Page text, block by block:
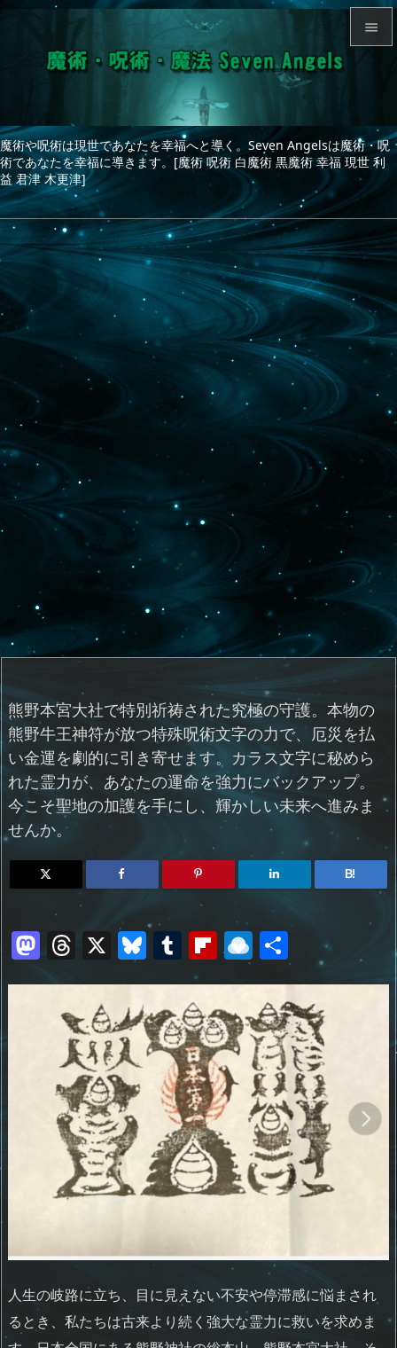
魔術や呪術は現世であなたを幸福へと導く。Seven Angelsは魔術・呪
術であなたを幸福に導きます。[魔術 呪術 白魔術 黒魔術 幸福 現世 利
益 君津 木更津]

サイド


次へ

熊野本宮大社で特別祈祷された究極の守護。本物の
熊野牛王神符が放つ特殊呪術文字の力で、厄災を払
い金運を劇的に引き寄せます。カラス文字に秘めら
れた霊力が、あなたの運命を強力にバックアップ。
今こそ聖地の加護を手にし、輝かしい未来へ進みま
せんか。
B!
M
a
o
n
T
re
a
d
s
X Bl
e
sk
y
T
u
m
bl
r
Fl
b
o
ar
d
R
n
d
ro
p.
io
有
人生の岐路に立ち、目に見えない不安や停滞感に悩まされ
るとき、私たちは古来より続く強大な霊力に救いを求めま